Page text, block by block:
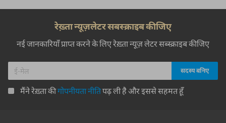
रेख़्ता न्यूज़लेटर सबस्क्राइब कीजिए
नई जानकारियाँ प्राप्त करने के लिए रेख़्ता न्यूज़ लेटर सब्स्क्राइब कीजिए
मैंने रेख़्ता कीगोपनीयता नीतिपढ़ ली है और इससे सहमत हूँ